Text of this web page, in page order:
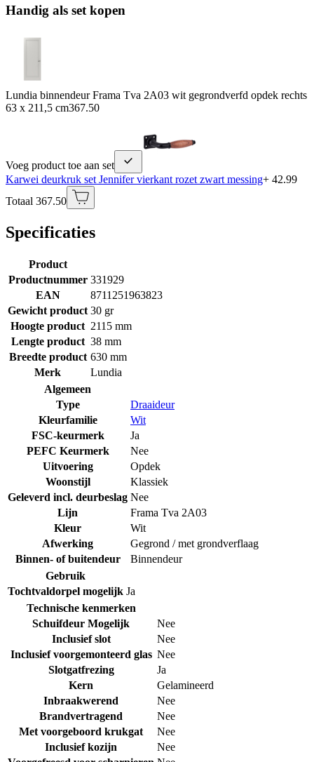
Handig als set kopen
Lundia binnendeur Frama Tva 2A03 wit gegrondverfd opdek rechts
63 x 211,5 cm367.50
Voeg product toe aan set
Karwei deurkruk set Jennifer vierkant rozet zwart messing+ 42.99
Totaal 367.50
Specificaties
Product
Productnummer 331929
EAN
8711251963823
Gewicht product 30 gr
Hoogte product 2115 mm
Lengte product 38 mm
Breedte product 630 mm
Merk
Lundia
Algemeen
Type
Draaideur
Kleurfamilie
Wit
FSC-keurmerk
Ja
PEFC Keurmerk
Nee
Uitvoering
Opdek
Woonstijl
Klassiek
Geleverd incl. deurbeslag Nee
Lijn
Frama Tva 2A03
Kleur
Wit
Afwerking
Gegrond / met grondverflaag
Binnen- of buitendeur
Binnendeur
Gebruik
Tochtvaldorpel mogelijk Ja
Technische kenmerken
Schuifdeur Mogelijk
Nee
Inclusief slot
Nee
Inclusief voorgemonteerd glas Nee
Slotgatfrezing
Ja
Kern
Gelamineerd
Inbraakwerend
Nee
Brandvertragend
Nee
Met voorgeboord krukgat
Nee
Inclusief kozijn
Nee